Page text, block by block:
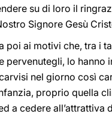
su di loro il
Signore Gesù
poi ai motivi che, tra i
pervenutegli, lo hanno
nel giorno così
proprio quella
a cedere all’attrattiva